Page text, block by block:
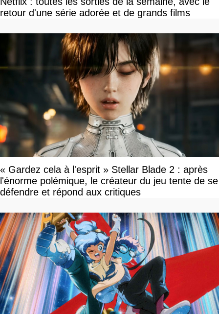
retour d'une série adorée et de grands films
« Gardez cela à l'esprit » Stellar Blade 2 : après
l'énorme polémique, le créateur du jeu tente de se
défendre et répond aux critiques